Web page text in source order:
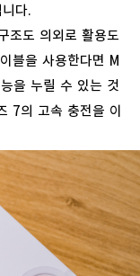
다.
조도 의외로 활용도
블을 사용한다면 M
을 누릴 수 있는 것
7의 고속 충전을 이